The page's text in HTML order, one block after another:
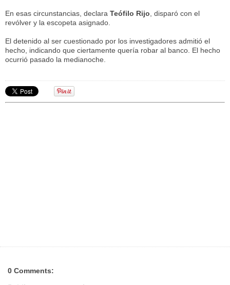
En esas circunstancias, declara Teófilo Rijo, disparó con el
revólver y la escopeta asignado.
El detenido al ser cuestionado por los investigadores admitió el
hecho, indicando que ciertamente quería robar al banco. El hecho
ocurrió pasado la medianoche.
0 Comments: